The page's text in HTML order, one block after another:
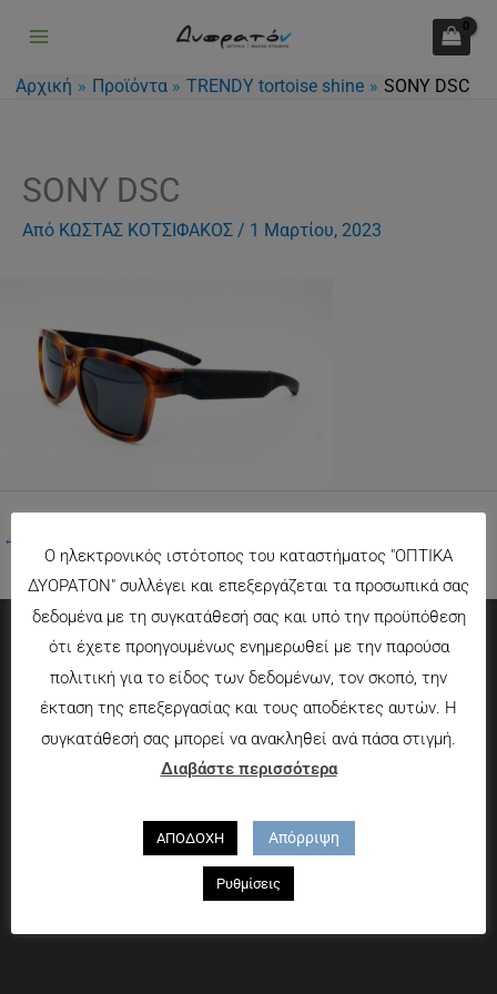
περιεχόμενο
Αρχική Προϊόντα TRENDY tortoise shine SONY DSC
SONY DSC
Από ΚΩΣΤΑΣ ΚΟΤΣΙΦΑΚΟΣ / 1 Μαρτίου, 2023
←
Πληροφορίες
Τρόποι πληρωμής
Τρόποι αποστολής
Πολιτική επιστροφών
Που θα μας βρείτε
Χαροκόπου 13-15, Αθήνα 176 72
Ο ηλεκτρονικός ιστότοπος του καταστήματος "ΟΠΤΙΚΑ
ΔΥΟΡΑΤΟΝ" συλλέγει και επεξεργάζεται τα προσωπικά σας
δεδομένα με τη συγκατάθεσή σας και υπό την προϋπόθεση
ότι έχετε προηγουμένως ενημερωθεί με την παρούσα
πολιτική για το είδος των δεδομένων, τον σκοπό, την
έκταση της επεξεργασίας και τους αποδέκτες αυτών. Η
συγκατάθεσή σας μπορεί να ανακληθεί ανά πάσα στιγμή.
Διαβάστε περισσότερα
ΑΠΟΔΟΧΗ Απόρριψη
Ρυθμίσεις